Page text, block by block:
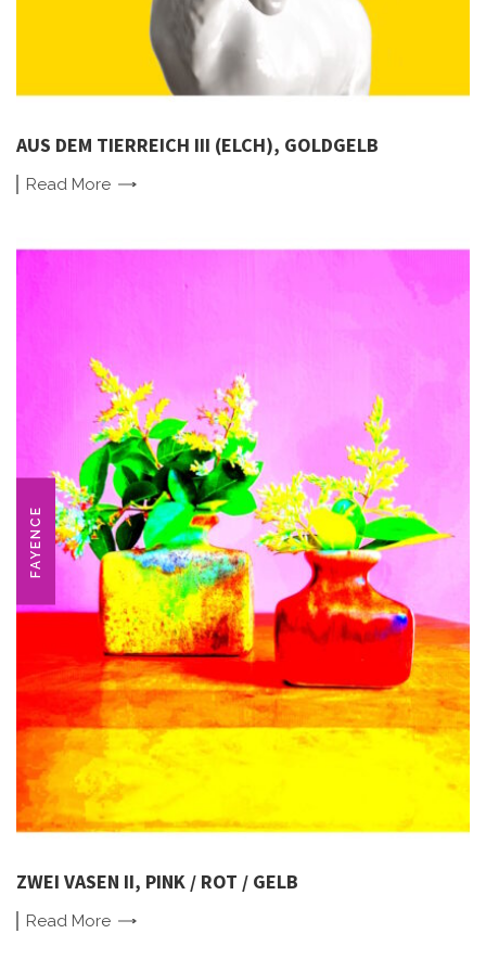
AUS DEM TIERREICH III (ELCH), GOLDGELB
Read More
FAYENCE
ZWEI VASEN II, PINK / ROT / GELB
Read More